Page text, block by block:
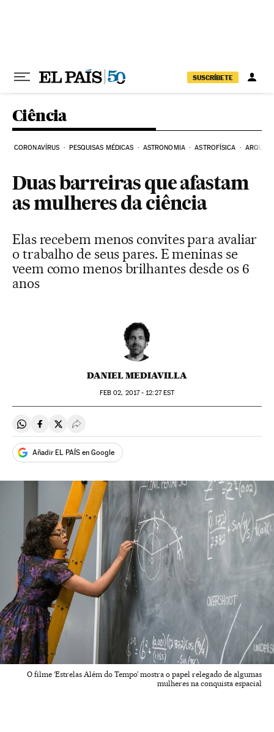
SUSCRÍBETE
Ciência
CORONAVÍRUS PESQUISAS MÉDICAS ASTRONOMIA ASTROFÍSICA
Duas barreiras que afastam
as mulheres da ciência
Elas recebem menos convites para avaliar
o trabalho de seus pares. E meninas se
veem como menos brilhantes desde os 6
anos
DANIEL MEDIAVILLA
FEB 02, 2017 - 12:27EST
Compartir en Whatsapp
Compartir en Facebook
Compartir en Twitter
Desplegar Redes Sociales
Añadir EL PAÍS en Google
O filme ‘Estrelas Além do Tempo’ mostra o papel relegado de algumas
mulheres na conquista espacial